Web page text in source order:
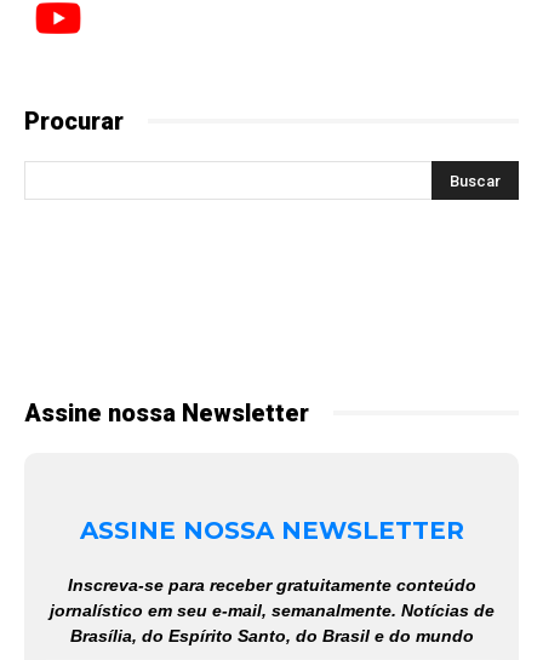
Procurar
Assine nossa Newsletter
ASSINE NOSSA NEWSLETTER
Inscreva-se para receber gratuitamente conteúdo
jornalístico em seu e-mail, semanalmente. Notícias de
Brasília, do Espírito Santo, do Brasil e do mundo